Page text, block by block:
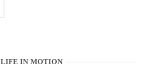
LIFE IN MOTION